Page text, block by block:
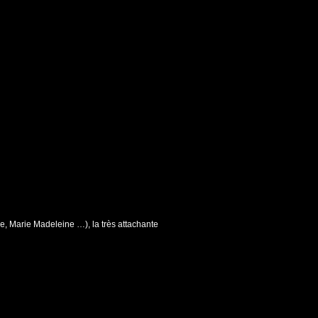
Marie Madeleine …), la très attachante